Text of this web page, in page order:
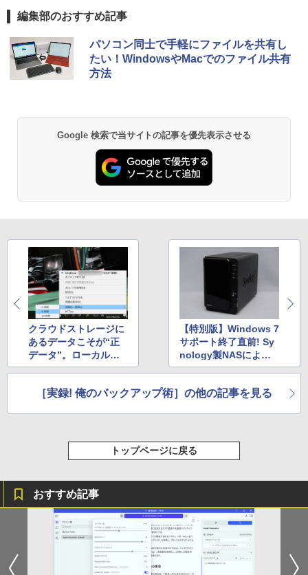
編集部のおすすめ記事
パソコン同士で手軽にファイルを共有し
たい！WindowsやMacでのファイル共有
方法
Google 検索で当サイトの記事を優先表示させる
クラウドストレージに
あるデータこそが“正
データ”。ローカルフ
ァイルはキャッシュと
【特別版】Windows 7
サポート終了直前! Sy
nology製NASによる
イメージ/ファイルバッ
回避
［実録! 俺のバックアップ術］の他の記事を見る
トップページに戻る
おすすめ記事